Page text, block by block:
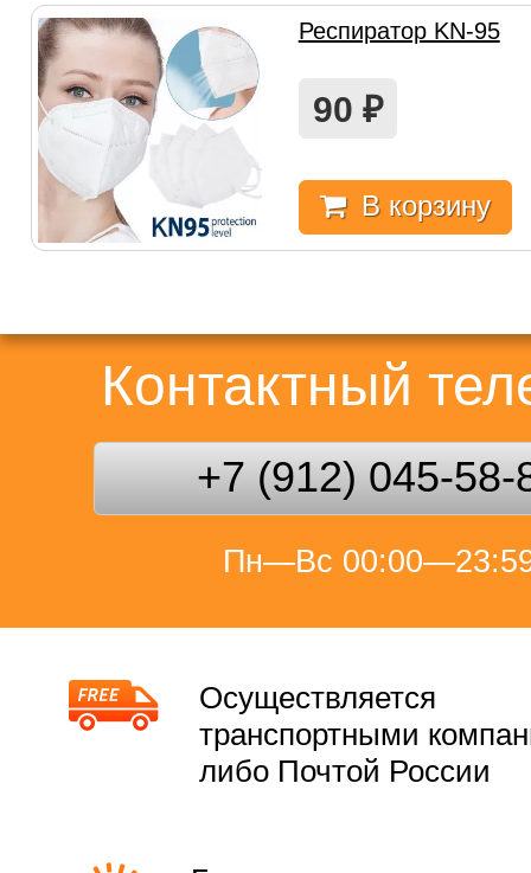
Респиратор KN-95
90 ₽
В корзину
Контактный
+7 (912) 045-58-
Пн—Вс
Осуществляется
транспортными
либо Почтой России